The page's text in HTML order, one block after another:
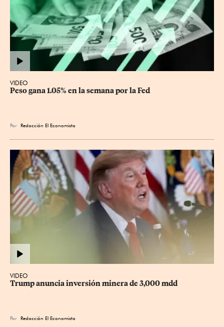
VIDEO
Peso gana 1.05% en la semana por la Fed
Por Redacción El Economista
VIDEO
Trump anuncia inversión minera de 3,000 mdd
Por Redacción El Economista